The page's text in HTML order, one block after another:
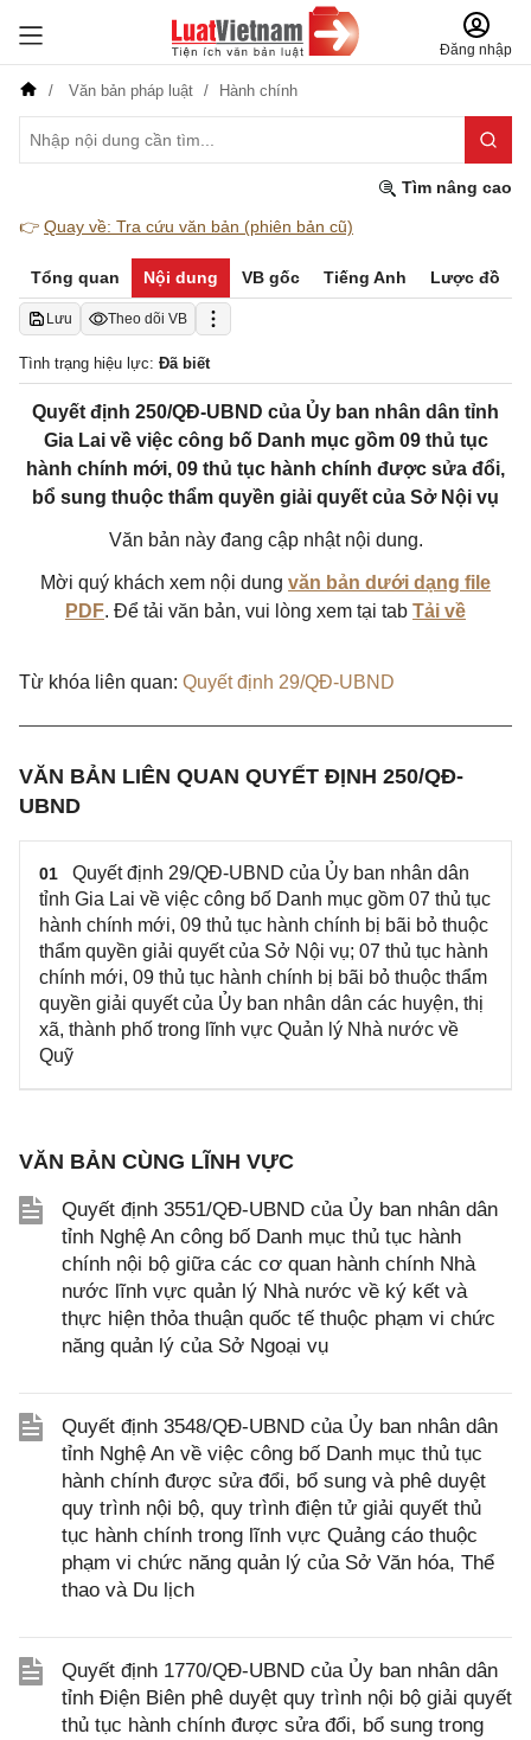
Đăng nhập
Văn bản pháp luật Hành chính
Tìm nâng cao
👉 Quay về: Tra cứu văn bản (phiên bản cũ)
Tổng quan Nội dung VB gốc Tiếng Anh Lược đồ
Lưu Theo dõi VB
Tình trạng hiệu lực: Đã biết
Quyết định 250/QĐ-UBND của Ủy ban nhân dân tỉnh
Gia Lai ​về việc công bố Danh mục gồm 09 thủ tục
hành chính mới, 09 thủ tục hành chính được sửa đổi,
bổ sung thuộc thẩm quyền giải quyết của Sở Nội vụ​
Văn bản này đang cập nhật nội dung.
Mời quý khách xem nội dung văn bản dưới dạng file
PDF. Để tải văn bản, vui lòng xem tại tab Tải về
Từ khóa liên quan: Quyết định 29/QĐ-UBND
VĂN BẢN LIÊN QUAN QUYẾT ĐỊNH 250/QĐ-
UBND
01
Quyết định 29/QĐ-UBND của Ủy ban nhân dân
tỉnh Gia Lai về việc c​ông bố Danh mục gồm 07 thủ tục
hành chính mới, 09 thủ tục hành chính bị bãi bỏ thuộc
thẩm quyền giải quyết của Sở Nội vụ; 07 thủ tục hành
chính mới, 09 thủ tục hành chính bị bãi bỏ thuộc thẩm
quyền giải quyết của Ủy ban nhân dân các huyện, thị
xã, thành phố trong lĩnh vực Quản lý Nhà nước về
Quỹ
VĂN BẢN CÙNG LĨNH VỰC
Quyết định 3551/QĐ-UBND của Ủy ban nhân dân
tỉnh Nghệ An công bố Danh mục thủ tục hành
chính nội bộ giữa các cơ quan hành chính Nhà
nước lĩnh vực quản lý Nhà nước về ký kết và
thực hiện thỏa thuận quốc tế thuộc phạm vi chức
năng quản lý của Sở Ngoại vụ
Quyết định 3548/QĐ-UBND của Ủy ban nhân dân
tỉnh Nghệ An về việc công bố Danh mục thủ tục
hành chính được sửa đổi, bổ sung và phê duyệt
quy trình nội bộ, quy trình điện tử giải quyết thủ
tục hành chính trong lĩnh vực Quảng cáo thuộc
phạm vi chức năng quản lý của Sở Văn hóa, Thể
thao và Du lịch
Quyết định 1770/QĐ-UBND của Ủy ban nhân dân
tỉnh Điện Biên phê duyệt quy trình nội bộ giải quyết
thủ tục hành chính được sửa đổi, bổ sung trong